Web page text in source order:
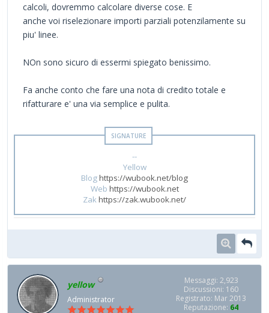
calcoli, dovremmo calcolare diverse cose. E
anche voi riselezionare importi parziali potenzilamente su
piu' linee.
NOn sono sicuro di essermi spiegato benissimo.
Fa anche conto che fare una nota di credito totale e
rifatturare e' una via semplice e pulita.
--
Yellow
Bloghttps://wubook.net/blog
Web https://wubook.net
Zakhttps://zak.wubook.net/
yellow
Administrator
Messaggi: 2,923
Discussioni: 160
Registrato: Mar 2013
Reputazione: 64